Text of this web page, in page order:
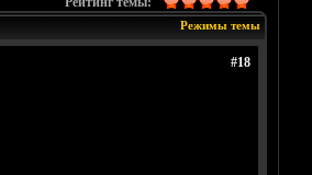
Режимы темы
#18